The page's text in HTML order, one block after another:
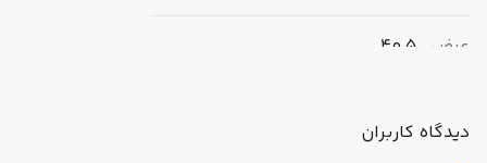
عرض
40.5
ضخامت11.9
دیدگاه کاربران